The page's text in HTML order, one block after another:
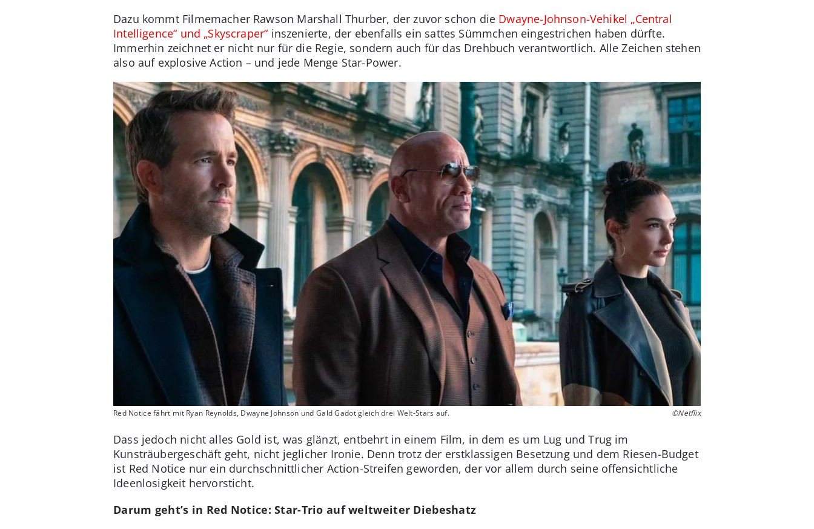
Dazu kommt Filmemacher Rawson Marshall Thurber, der zuvor schon die Dwayne-Johnson-Vehikel „Central
Intelligence“ und „Skyscraper“ inszenierte, der ebenfalls ein sattes Sümmchen eingestrichen haben dürfte.
Immerhin zeichnet er nicht nur für die Regie, sondern auch für das Drehbuch verantwortlich. Alle Zeichen stehen
also auf explosive Action – und jede Menge Star-Power.
Red Notice fährt mit Ryan Reynolds, Dwayne Johnson und Gald Gadot gleich drei Welt-Stars auf. ©Netflix
Dass jedoch nicht alles Gold ist, was glänzt, entbehrt in einem Film, in dem es um Lug und Trug im
Kunsträubergeschäft geht, nicht jeglicher Ironie. Denn trotz der erstklassigen Besetzung und dem Riesen-Budget
ist Red Notice nur ein durchschnittlicher Action-Streifen geworden, der vor allem durch seine offensichtliche
Ideenlosigkeit hervorsticht.
Darum geht’s in Red Notice: Star-Trio auf weltweiter Diebeshatz